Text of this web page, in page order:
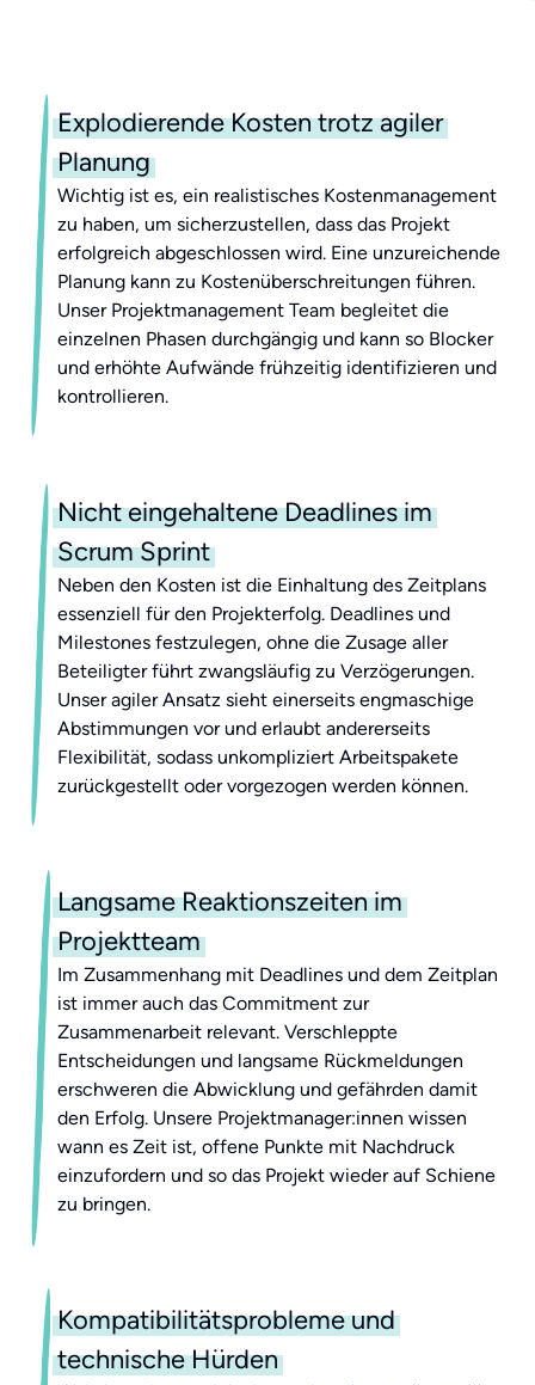
Explodierende Kosten trotz agiler
Planung
Wichtig ist es, ein realistisches Kostenmanagement
zu haben, um sicherzustellen, dass das Projekt
erfolgreich abgeschlossen wird. Eine unzureichende
Planung kann zu Kostenüberschreitungen führen.
Unser Projektmanagement Team begleitet die
einzelnen Phasen durchgängig und kann so Blocker
und erhöhte Aufwände frühzeitig identifizieren und
kontrollieren.
Nicht eingehaltene Deadlines im
Scrum Sprint
Neben den Kosten ist die Einhaltung des Zeitplans
essenziell für den Projekterfolg. Deadlines und
Milestones festzulegen, ohne die Zusage aller
Beteiligter führt zwangsläufig zu Verzögerungen.
Unser agiler Ansatz sieht einerseits engmaschige
Abstimmungen vor und erlaubt andererseits
Flexibilität, sodass unkompliziert Arbeitspakete
zurückgestellt oder vorgezogen werden können.
Langsame Reaktionszeiten im
Projektteam
Im Zusammenhang mit Deadlines und dem Zeitplan
ist immer auch das Commitment zur
Zusammenarbeit relevant. Verschleppte
Entscheidungen und langsame Rückmeldungen
erschweren die Abwicklung und gefährden damit
den Erfolg. Unsere Projektmanager:innen wissen
wann es Zeit ist, offene Punkte mit Nachdruck
einzufordern und so das Projekt wieder auf Schiene
zu bringen.
Kompatibilitätsprobleme und
technische Hürden